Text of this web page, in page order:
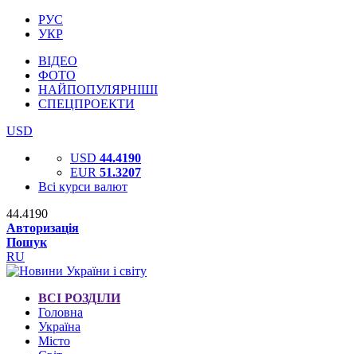
РУС
УКР
ВІДЕО
ФОТО
НАЙПОПУЛЯРНІШІ
СПЕЦПРОЕКТИ
USD
USD 44.4190
EUR 51.3207
Всі курси валют
44.4190
Авторизація
Пошук
RU
ВСІ РОЗДІЛИ
Головна
Україна
Місто